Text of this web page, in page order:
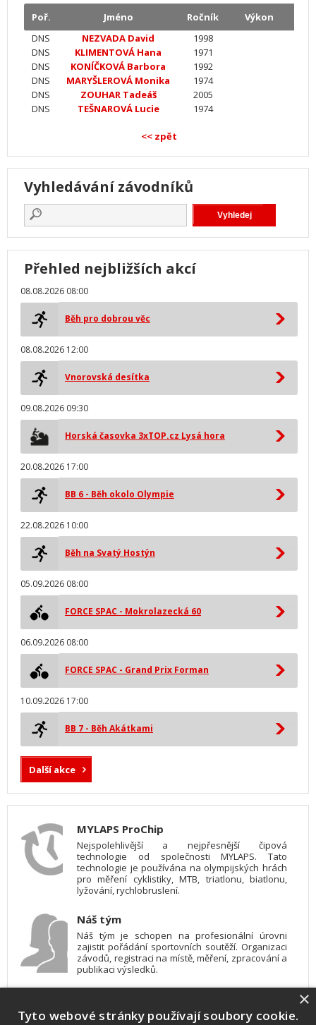
Poř. Jméno Ročník
Výkon
DNS
NEZVADA David
1998
DNS
KLIMENTOVÁ Hana
1971
DNS
KONÍČKOVÁ Barbora
1992
DNS
MARYŠLEROVÁ Monika
1974
DNS
ZOUHAR Tadeáš
2005
DNS
TEŠNAROVÁ Lucie 1974
<< zpět
Vyhledávání závodníků
Přehled nejbližších akcí
08.08.2026 08:00
Běh pro dobrou věc
08.08.2026 12:00
Vnorovská desítka
09.08.2026 09:30
Horská časovka 3xTOP.cz Lysá hora
20.08.2026 17:00
BB 6 - Běh okolo Olympie
22.08.2026 10:00
Běh na Svatý Hostýn
05.09.2026 08:00
FORCE SPAC - Mokrolazecká 60
06.09.2026 08:00
FORCE SPAC - Grand Prix Forman
10.09.2026 17:00
BB 7 - Běh Akátkami
Další akce
MYLAPS ProChip
Nejspolehlivější a nejpřesnější čipová
technologie od společnosti MYLAPS. Tato
technologie je používána na olympijských hrách
pro měření cyklistiky, MTB, triatlonu, biatlonu,
lyžování, rychlobruslení.
Náš tým
Náš tým je schopen na profesionální úrovni
zajistit pořádání sportovních soutěží. Organizaci
závodů, registraci na místě, měření, zpracování a
publikaci výsledků.
Pro měření, zpracování a publikaci výsledků
×
Tyto webové stránky používají soubory cookie.